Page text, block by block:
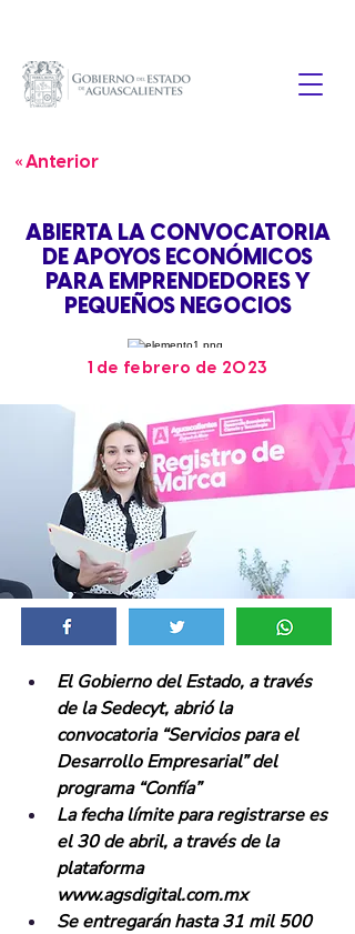
« Anterior
ABIERTA LA CONVOCATORIA
DE APOYOS ECONÓMICOS
PARA EMPRENDEDORES Y
PEQUEÑOS NEGOCIOS
1 de febrero de 2023
El Gobierno del Estado, a través
de la Sedecyt, abrió la
convocatoria “Servicios para el
Desarrollo Empresarial” del
programa “Confía”
La fecha límite para registrarse es
el 30 de abril, a través de la
plataforma
www.agsdigital.com.mx
Se entregarán hasta 31 mil 500